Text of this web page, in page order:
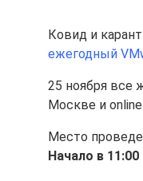
Ковид и
ежегодный
25 ноября все
Москве и
Место
Начало в 11:00